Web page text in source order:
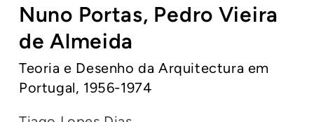
multimédia
modal
Nuno Portas, Pedro Vieira
de Almeida
Teoria e Desenho da Arquitectura em
Portugal, 1956-1974